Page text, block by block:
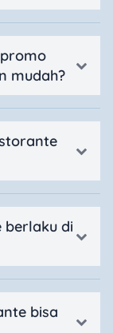
mudah?
berlaku di
bisa